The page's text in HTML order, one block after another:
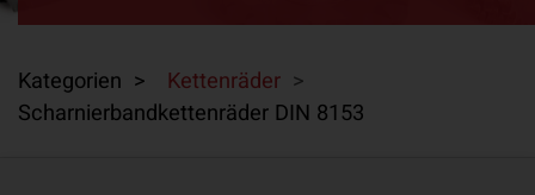
Kategorien > Kettenräder >
Scharnierbandkettenräder DIN 8153